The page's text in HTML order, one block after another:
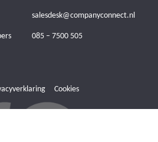
salesdesk@companyconnect.nl
085 – 7500 505
Cookies